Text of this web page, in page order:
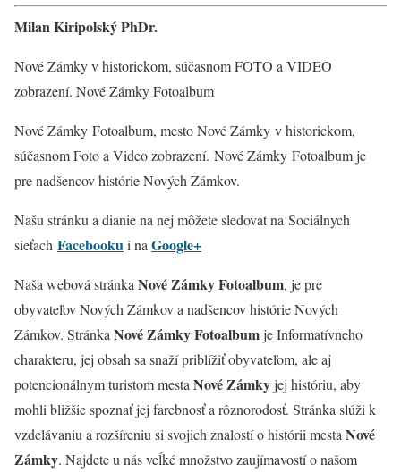
Milan Kiripolský PhDr.
Nové Zámky v historickom, súčasnom FOTO a VIDEO
zobrazení. Nové Zámky Fotoalbum
Nové Zámky Fotoalbum, mesto Nové Zámky v historickom,
súčasnom Foto a Video zobrazení. Nové Zámky Fotoalbum je
pre nadšencov histórie Nových Zámkov.
Našu stránku a dianie na nej môžete sledovat na Sociálnych
sieťach Facebookui na Google+
Naša webová stránka Nové Zámky Fotoalbum, je pre
obyvateľov Nových Zámkov a nadšencov histórie Nových
Zámkov. Stránka Nové Zámky Fotoalbumje Informatívneho
charakteru, jej obsah sa snaží priblížiť obyvateľom, ale aj
potencionálnym turistom mesta Nové Zámkyjej históriu, aby
mohli bližšie spoznať jej farebnosť a rôznorodosť. Stránka slúži k
vzdelávaniu a rozšíreniu si svojich znalostí o histórii mesta Nové
Zámky. Najdete u nás veĺké množstvo zaujímavostí o našom